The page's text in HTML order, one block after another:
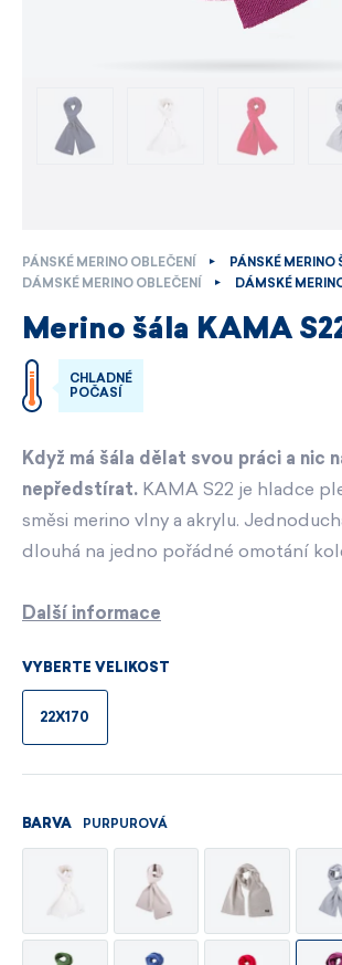
PÁNSKÉ MERINO OBLEČENÍ
PÁNSKÉ MERINO
DÁMSKÉ MERINO OBLEČENÍ
DÁMSKÉ
Merino šála KAMA
CHLADNÉ
POČASÍ
Když má šála dělat svou práci a nic
nepředstírat. KAMA S22 je hladce
směsi merino vlny a akrylu.
dlouhá na jedno pořádné omotání
Další informace
VYBERTE VELIKOST
22X170
BARVA PURPUROVÁ